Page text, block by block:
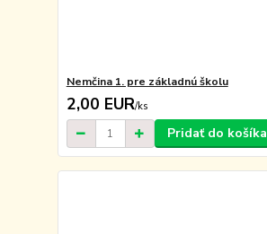
Nemčina 1. pre základnú školu
2,00 EUR/ks
Pridať do košíka